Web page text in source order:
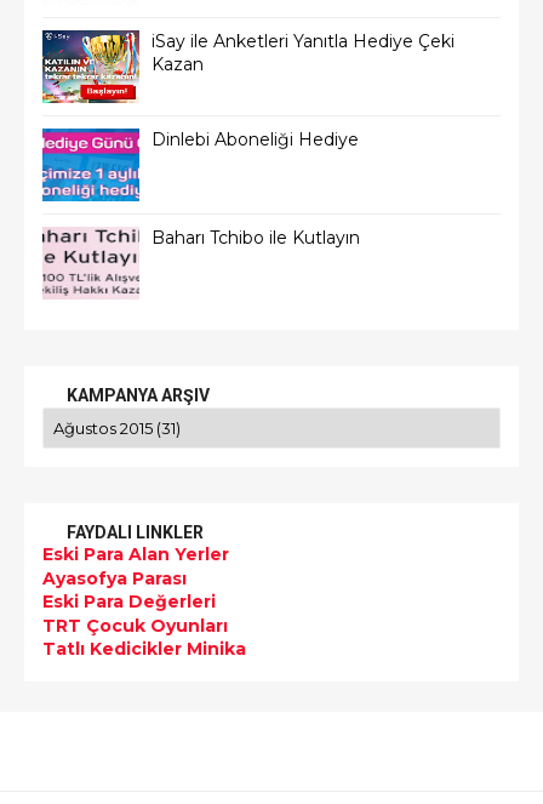
iSay ile Anketleri Yanıtla Hediye Çeki
Kazan
Dinlebi Aboneliği Hediye
Baharı Tchibo ile Kutlayın
KAMPANYA ARŞIV
FAYDALI LINKLER
Eski Para Alan Yerler
Ayasofya Parası
Eski Para Değerleri
TRT Çocuk Oyunları
Tatlı Kedicikler Minika